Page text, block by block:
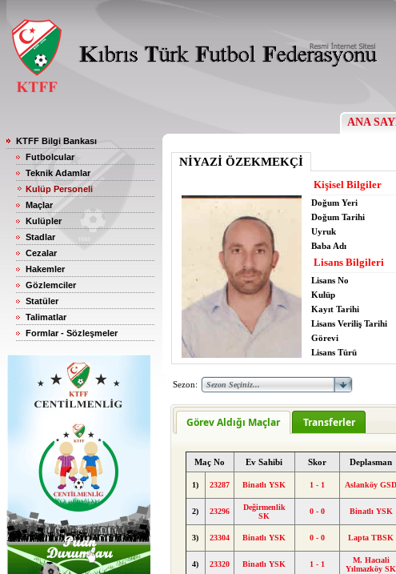
ANA
KTFF Bilgi Bankası
Futbolcular
Teknik Adamlar
Kulüp Personeli
Maçlar
Kulüpler
Stadlar
Cezalar
Hakemler
Gözlemciler
Statüler
Talimatlar
Formlar - Sözleşmeler
NİYAZİ ÖZEKMEKÇİ
Kişisel Bilgiler
Doğum Yeri
Doğum Tarihi
Uyruk
Baba Adı
Lisans Bilgileri
Lisans No
Kulüp
Kayıt Tarihi
Lisans Veriliş Tarihi
Görevi
Lisans Türü
Sezon:
Görev Aldığı Maçlar Transferler
Maç No Ev Sahibi Skor Deplasman
1) 23287 Binatlı YSK 1 - 1 Aslanköy GSD
2) 23296
Değirmenlik
SK
0 - 0 Binatlı YSK
3) 23304 Binatlı YSK 0 - 0 Lapta TBSK
4) 23320 Binatlı YSK 1 - 1
M. Hacıali
Yılmazköy SK